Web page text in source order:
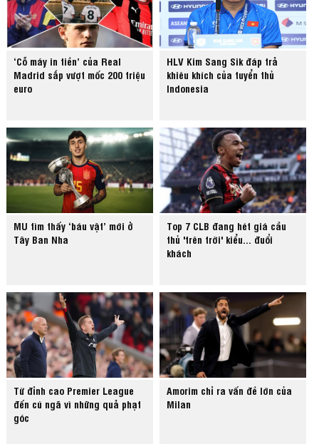
‘Cỗ máy in tiền’ của Real
Madrid sắp vượt mốc 200 triệu
euro
HLV Kim Sang Sik đáp trả
khiêu khích của tuyển thủ
Indonesia
MU tìm thấy ‘báu vật’ mới ở
Tây Ban Nha
Top 7 CLB đang hét giá cầu
thủ 'trên trời' kiểu... đuổi
khách
Từ đỉnh cao Premier League
đến cú ngã vì những quả phạt
góc
Amorim chỉ ra vấn đề lớn của
Milan